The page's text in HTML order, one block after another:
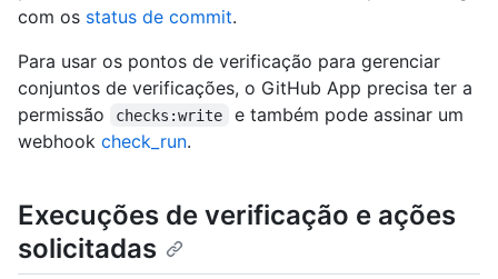
com os status de commit.
Para usar os pontos de verificação para gerenciar
conjuntos de verificações, o GitHub App precisa ter a
permissão
checks:write
e também pode assinar um
webhook check_run.
Execuções de verificação e ações
solicitadas